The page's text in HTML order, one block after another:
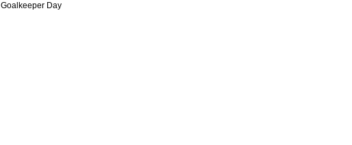
Goalkeeper Day